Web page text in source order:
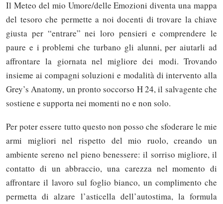
Il Meteo del mio Umore/delle Emozioni diventa una mappa
del tesoro che permette a noi docenti di trovare la chiave
giusta per “entrare” nei loro pensieri e comprendere le
paure e i problemi che turbano gli alunni, per aiutarli ad
affrontare la giornata nel migliore dei modi. Trovando
insieme ai compagni soluzioni e modalità di intervento alla
Grey’s Anatomy, un pronto soccorso H 24, il salvagente che
sostiene e supporta nei momenti no e non solo.
Per poter essere tutto questo non posso che sfoderare le mie
armi migliori nel rispetto del mio ruolo, creando un
ambiente sereno nel pieno benessere: il sorriso migliore, il
contatto di un abbraccio, una carezza nel momento di
affrontare il lavoro sul foglio bianco, un complimento che
permetta di alzare l’asticella dell’autostima, la formula